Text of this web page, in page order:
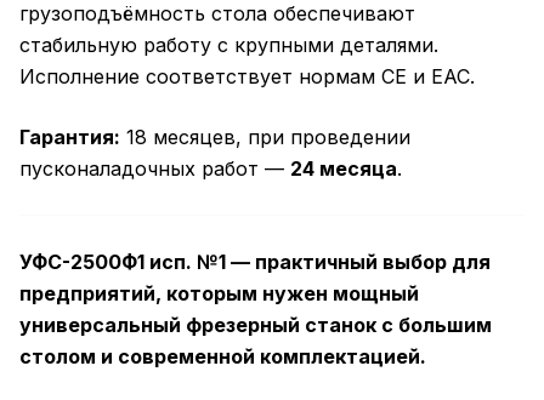
грузоподъёмность стола обеспечивают
стабильную работу с крупными деталями.
Исполнение соответствует нормам CE и EAC.
Гарантия: 18 месяцев, при проведении
пусконаладочных работ — 24 месяца.
УФС-2500Ф1 исп. №1 — практичный выбор для
предприятий, которым нужен мощный
универсальный фрезерный станок с большим
столом и современной комплектацией.